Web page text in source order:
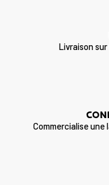
Livraison
Commercialise une